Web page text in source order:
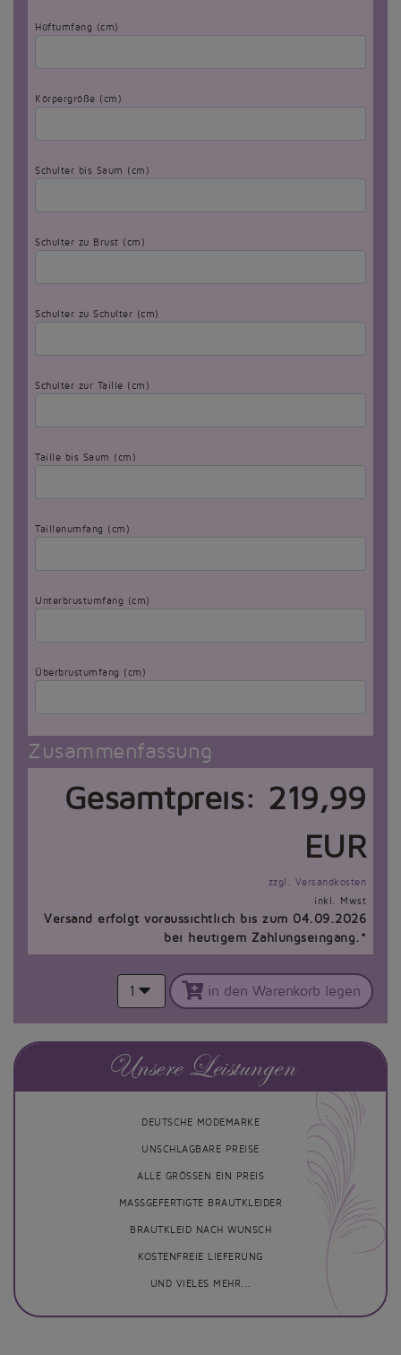
Hüftumfang (cm)
Körpergröße (cm)
Schulter bis Saum (cm)
Schulter zu Brust (cm)
Schulter zu Schulter (cm)
Schulter zur Taille (cm)
Taille bis Saum (cm)
Taillenumfang (cm)
Unterbrustumfang (cm)
Überbrustumfang (cm)
Zusammenfassung
Gesamtpreis: 219,99
EUR
zzgl. Versandkosten
inkl. Mwst
Versand erfolgt voraussichtlich bis zum 04.09.2026
bei heutigem Zahlungseingang.*
1 in den Warenkorb legen
Unsere Leistungen
DEUTSCHE MODEMARKE
UNSCHLAGBARE PREISE
ALLE GRÖSSEN EIN PREIS
MASSGEFERTIGTE BRAUTKLEIDER
BRAUTKLEID NACH WUNSCH
KOSTENFREIE LIEFERUNG
UND VIELES MEHR...